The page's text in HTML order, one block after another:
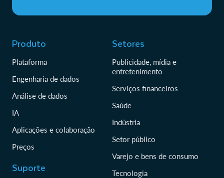
Produto
Plataforma
Engenharia de dados
Análise de dados
IA
Aplicações e colaboração
Preços
Suporte
Setores
Publicidade, mídia e
entretenimento
Serviços financeiros
Saúde
Indústria
Setor público
Varejo e bens de consumo
Tecnologia